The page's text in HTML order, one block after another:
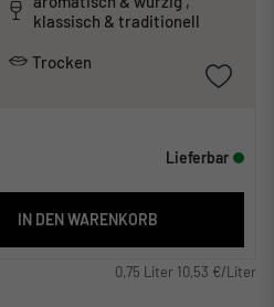
klassisch & traditionell
Trocken
Lieferbar
IN DEN WARENKORB
0,75 Liter 10,53 €/Liter